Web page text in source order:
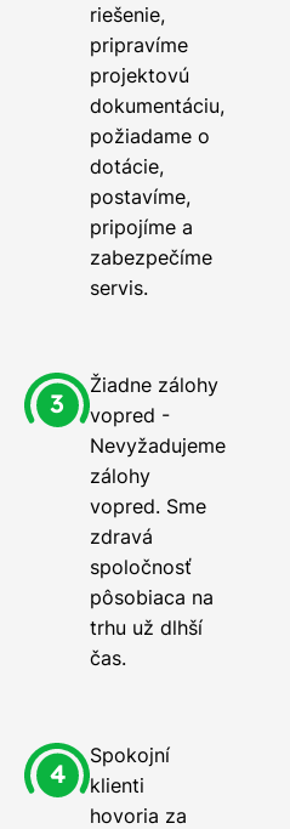
riešenie,
pripravíme
projektovú
dokumentáciu,
požiadame o
dotácie,
postavíme,
pripojíme a
zabezpečíme
servis.
Žiadne zálohy
vopred -
Nevyžadujeme
zálohy
vopred. Sme
zdravá
spoločnosť
pôsobiaca na
trhu už dlhší
čas.
Spokojní
klienti
hovoria za